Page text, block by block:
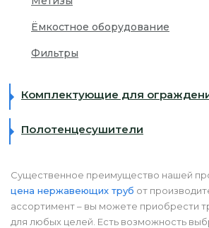
Ёмкостное оборудование
Фильтры
Комплектующие для
Полотенцесушители
Существенное преимущество нашей
цена нержавеющих труб от
ассортимент – вы можете приобрести
для любых целей. Есть возможность